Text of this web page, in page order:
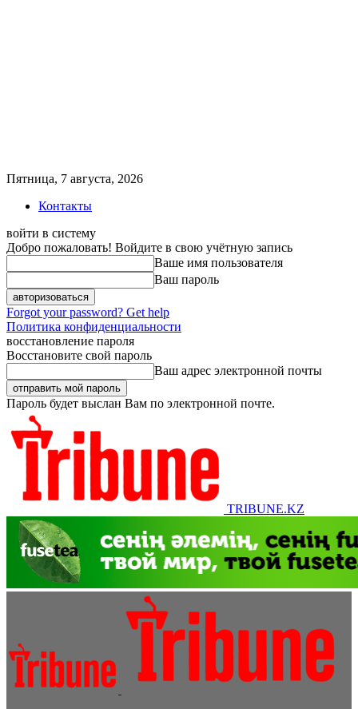
Пятница, 7 августа, 2026
Контакты
войти в систему
Добро пожаловать! Войдите в свою учётную запись
Ваше имя пользователя
Ваш пароль
Forgot your password? Get help
Политика конфиденциальности
восстановление пароля
Восстановите свой пароль
Ваш адрес электронной почты
Пароль будет выслан Вам по электронной почте.
TRIBUNE.KZ